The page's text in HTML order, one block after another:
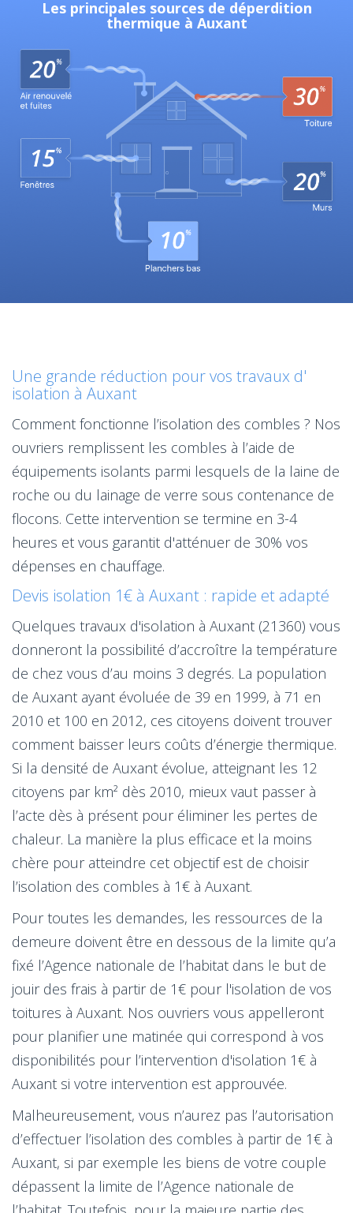
Les principales sources de déperdition
thermique à Auxant
Une grande réduction pour vos travaux d'
isolation à Auxant
Comment fonctionne l’isolation des combles ? Nos
ouvriers remplissent les combles à l’aide de
équipements isolants parmi lesquels de la laine de
roche ou du lainage de verre sous contenance de
flocons. Cette intervention se termine en 3-4
heures et vous garantit d'atténuer de 30% vos
dépenses en chauffage.
Devis isolation 1€ à Auxant : rapide et adapté
Quelques travaux d'isolation à Auxant (21360) vous
donneront la possibilité d’accroître la température
de chez vous d’au moins 3 degrés. La population
de Auxant ayant évoluée de 39 en 1999, à 71 en
2010 et 100 en 2012, ces citoyens doivent trouver
comment baisser leurs coûts d’énergie thermique.
Si la densité de Auxant évolue, atteignant les 12
citoyens par km² dès 2010, mieux vaut passer à
l’acte dès à présent pour éliminer les pertes de
chaleur. La manière la plus efficace et la moins
chère pour atteindre cet objectif est de choisir
l’isolation des combles à 1€ à Auxant.
Pour toutes les demandes, les ressources de la
demeure doivent être en dessous de la limite qu’a
fixé l’Agence nationale de l’habitat dans le but de
jouir des frais à partir de 1€ pour l'isolation de vos
toitures à Auxant. Nos ouvriers vous appelleront
pour planifier une matinée qui correspond à vos
disponibilités pour l’intervention d'isolation 1€ à
Auxant si votre intervention est approuvée.
Malheureusement, vous n’aurez pas l’autorisation
d’effectuer l’isolation des combles à partir de 1€ à
Auxant, si par exemple les biens de votre couple
dépassent la limite de l’Agence nationale de